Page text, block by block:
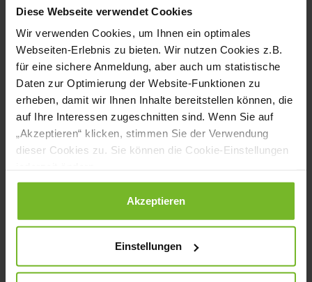
Diese Webseite verwendet Cookies
Wir verwenden Cookies, um Ihnen ein optimales
Webseiten-Erlebnis zu bieten. Wir nutzen Cookies z.B.
für eine sichere Anmeldung, aber auch um statistische
Daten zur Optimierung der Website-Funktionen zu
erheben, damit wir Ihnen Inhalte bereitstellen können, die
auf Ihre Interessen zugeschnitten sind. Wenn Sie auf
„Akzeptieren“ klicken, stimmen Sie der Verwendung
dieser Cookies zu. Sie können die Cookie-Einstellungen
Datenschutzerklärung|Impressum
Akzeptieren
Einstellungen
Betont wird außerdem, dass alle Gewürze
und Kräuter aus dem eigenen Mischwerk
im süddeutschen Radolfzell stammen, wo
das Unternehmen seine
Gewürzproduktion bündelt.
www.huegli.de
wurde von der Fachjury des KÜCHE BEST
PRODUCT AWARDS in der Kategorie
Kräuter/Gewürze mit einer Goldmedaille